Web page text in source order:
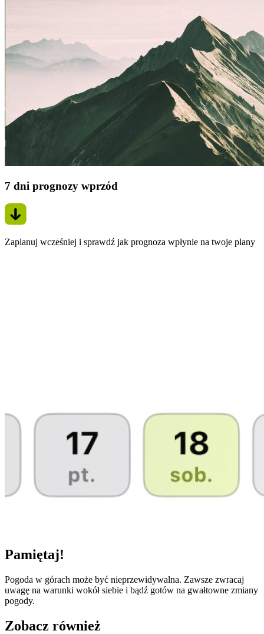
7 dni prognozy wprzód
Zaplanuj wcześniej i sprawdź jak prognoza wpłynie na twoje plany
Pamiętaj!
Pogoda w górach może być nieprzewidywalna. Zawsze zwracaj
uwagę na warunki wokół siebie i bądź gotów na gwałtowne zmiany
pogody.
Zobacz również